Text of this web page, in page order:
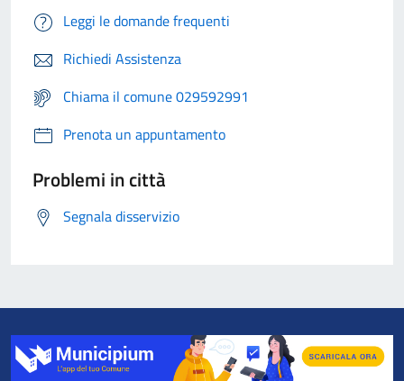
Leggi le domande frequenti
Richiedi Assistenza
Chiama il comune 029592991
Prenota un appuntamento
Problemi in città
Segnala disservizio